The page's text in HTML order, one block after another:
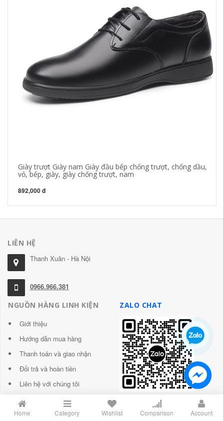
Giày trượt Giày nam Giày đầu bếp chống trượt, chống dầu,
vỏ, bếp, giày, giày chống trượt, nam
892,000 đ
LIÊN HỆ
Thanh Xuân - Hà Nội
0966.966.381
NGUỒN HÀNG LINH KIỆN
Giới thiệu
Hướng dẫn mua hàng
Thanh toán và giao nhận
Đổi trả và hoàn tiền
Liên hệ với chúng tôi
ZALO CHAT
Home Category Wishlist Comparison Account